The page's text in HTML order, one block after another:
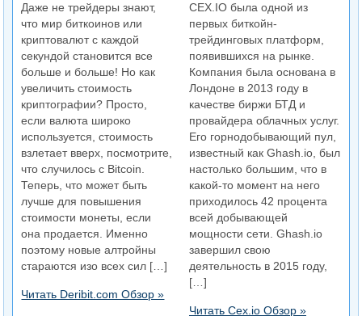
Даже не трейдеры знают,
что мир биткоинов или
криптовалют с каждой
секундой становится все
больше и больше! Но как
увеличить стоимость
криптографии? Просто,
если валюта широко
используется, стоимость
взлетает вверх, посмотрите,
что случилось с Bitcoin.
Теперь, что может быть
лучше для повышения
стоимости монеты, если
она продается. Именно
поэтому новые алтройны
стараются изо всех сил […]
Читать Deribit.com Обзор »
CEX.IO была одной из
первых биткойн-
трейдинговых платформ,
появившихся на рынке.
Компания была основана в
Лондоне в 2013 году в
качестве биржи БТД и
провайдера облачных услуг.
Его горнодобывающий пул,
известный как Ghash.io, был
настолько большим, что в
какой-то момент на него
приходилось 42 процента
всей добывающей
мощности сети. Ghash.io
завершил свою
деятельность в 2015 году,
[…]
Читать Cex.io Обзор »